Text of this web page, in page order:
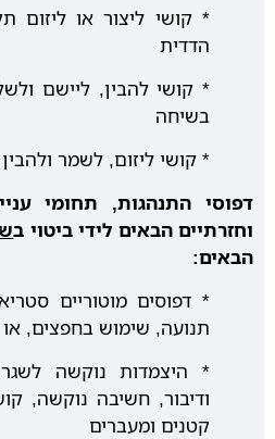
* קושי ליצור או ליזום
הדדית
* קושי להבין, ליישם
בשיחה
* קושי ליזום, לשמר
דפוסי התנהגות, תחומי
וחזרתיים הבאים לידי ביטוי ב
הבאים:
* דפוסים מוטוריים
תנועה, שימוש בחפצים, או
* היצמדות נוקשה
ודיבור, חשיבה נוקשה,
קטנים ומעברים